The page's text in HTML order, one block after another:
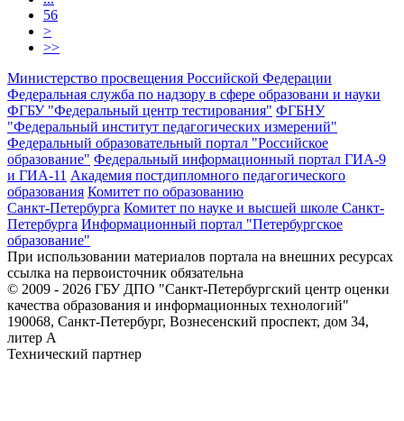
56
>
>>
Министерство просвещения Российской Федерации
Федеральная служба по надзору в сфере образовани и науки
ФГБУ "Федеральный центр тестирования" ФГБНУ
"Федеральный институт педагогических измерений"
Федеральный образовательный портал "Российское
образование" Федеральный информационный портал ГИА-9
и ГИА-11 Академия постдипломного педагогического
образования Комитет по образованию
Санкт-Петербурга Комитет по науке и высшей школе Санкт-
Петербурга Информационный портал "Петербургское
образование"
При использовании материалов портала на внешних ресурсах
ссылка на первоисточник обязательна
© 2009 - 2026 ГБУ ДПО "Санкт-Петербургский центр оценки
качества образования и информационных технологий"
190068, Санкт-Петербург, Вознесенский проспект, дом 34,
литер А
Технический партнер